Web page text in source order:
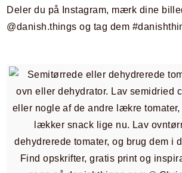
Deler du på Instagram, mærk dine
@danish.things og tag dem